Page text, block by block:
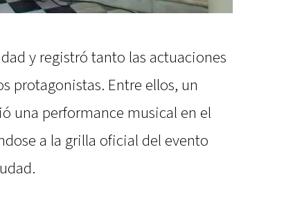
y registró tanto las actuaciones
protagonistas. Entre ellos, un
una performance musical en el
a la grilla oficial del evento